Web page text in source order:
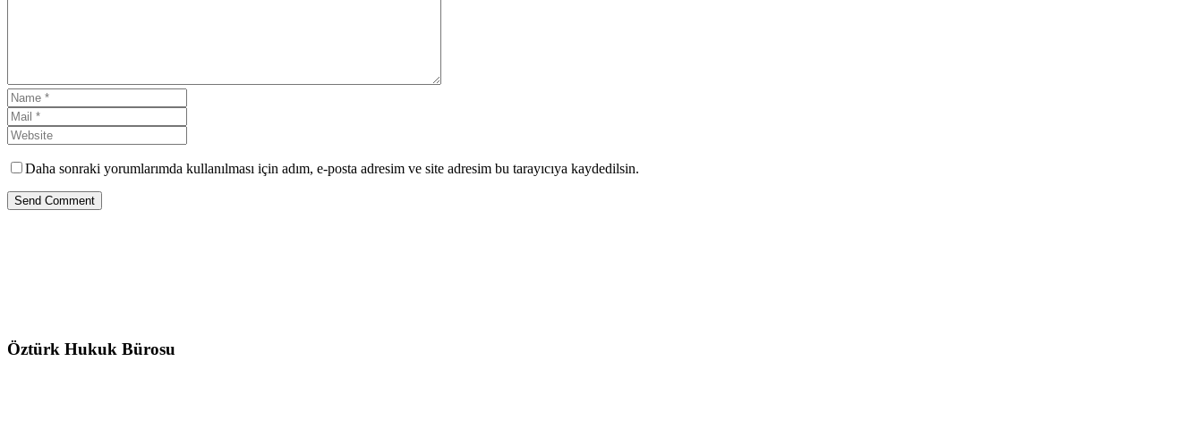
Daha sonraki yorumlarımda kullanılması için adım, e-posta adresim ve site adresim bu tarayıcıya kaydedilsin.
Send Comment
Öztürk Hukuk Bürosu